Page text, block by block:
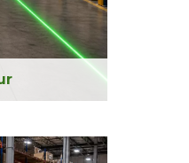
projizierte